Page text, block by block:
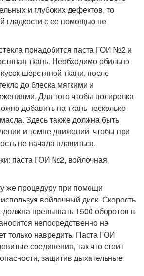
и глубоких дефектов, то
гладкости с ее помощью не
понадобится паста ГОИ №2 и
ткань. Необходимо обильно
шерстяной ткани, после
до блеска мягкими и
Для того чтобы полировка
добавить на ткань несколько
Здесь также должна быть
и темпе движений, чтобы при
не начала плавиться.
паста ГОИ №2, войлочная
же процедуру при помощи
войлочный диск. Скорость
должна превышать 1500 оборотов в
непосредственно на
только навредить. Паста ГОИ
соединения, так что стоит
защитив дыхательные